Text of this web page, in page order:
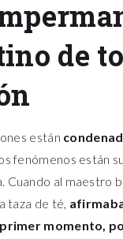
de
están
fenómenos están
Cuando al maestro
taza de té,
momento,